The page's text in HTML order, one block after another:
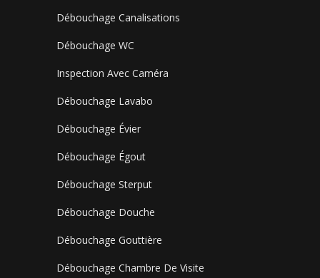
Débouchage Canalisations
Débouchage WC
Inspection Avec Caméra
Débouchage Lavabo
Débouchage Évier
Débouchage Égout
Débouchage Sterput
Débouchage Douche
Débouchage Gouttière
Débouchage Chambre De Visite